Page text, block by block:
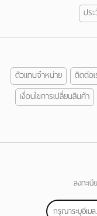
ปร
ตัวแทนจำหน่าย ติดต่อ
เงื่อนไขการเปลี่ยนสินค้า
ลงทะเ